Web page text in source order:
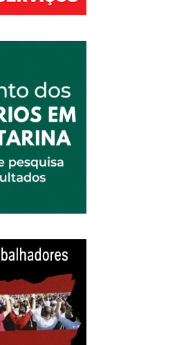
contraponto, o discurso do medo, do aumento
competitividade, como se a vida de milhões
na planilha dos patrões. A Contracs repudia
essa escolha editorial. A televisão brasileira,
especialmente uma emissora com o alcance
da Rede Globo, tem responsabilidade pública.
interessam ao poder econômico. Informar não
é apresentar a visão patronal como se fosse a
quem trabalha seis dias por semana, muitas
exaustivas, adoecimento, pouco descanso e
quase nenhum tempo para viver. A postura da
Globo não é nova. Historicamente, a emissora
tem usado sua força de comunicação para
influenciar a opinião pública em momentos
decisivos da vida nacional, quase sempre
contra os interesses da classe trabalhadora.